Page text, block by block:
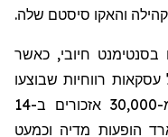
והאקו סיסטם שלה.
חיובי, כאשר
רווחיות שבוצעו
בתמיכת GetAgent. עם למעלה מ-30,000 אזכורים ב-14
1.2 מיליארד הופעות מדיה וכמעט